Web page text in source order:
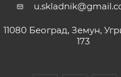
11080 Београд, Земун,
173